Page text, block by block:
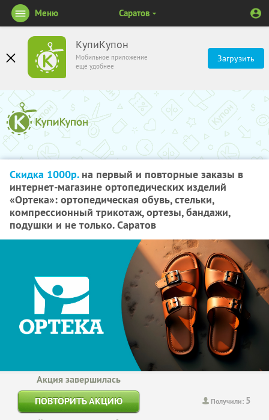
КупиКупон
Мобильное приложение
ещё удобнее
Загрузить
Меню Саратов
Скидка 1000р.на первый и повторные заказы в
интернет-магазине ортопедических изделий
«Ортека»: ортопедическая обувь, стельки,
компрессионный трикотаж, ортезы, бандажи,
подушки и не только. Саратов
Получили: 5
Акция завершилась
ПОВТОРИТЬ АКЦИЮ